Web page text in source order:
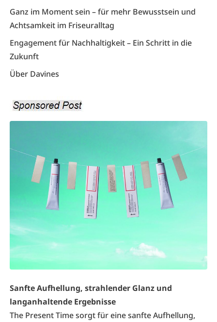
Ganz im Moment sein – für mehr Bewusstsein und
Achtsamkeit im Friseuralltag
Engagement für Nachhaltigkeit – Ein Schritt in die
Zukunft
Über Davines
Sanfte Aufhellung, strahlender Glanz und
langanhaltende Ergebnisse
The Present Time sorgt für eine sanfte Aufhellung,